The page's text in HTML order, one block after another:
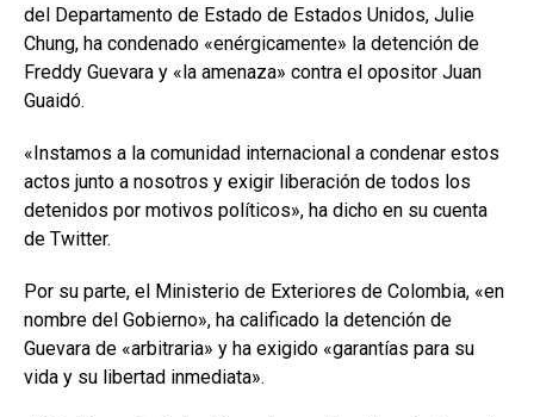
del Departamento de Estado de Estados Unidos, Julie
Chung, ha condenado «enérgicamente» la detención de
Freddy Guevara y «la amenaza» contra el opositor Juan
Guaidó.
«Instamos a la comunidad internacional a condenar estos
actos junto a nosotros y exigir liberación de todos los
detenidos por motivos políticos», ha dicho en su cuenta
de Twitter.
Por su parte, el Ministerio de Exteriores de Colombia, «en
nombre del Gobierno», ha calificado la detención de
Guevara de «arbitraria» y ha exigido «garantías para su
vida y su libertad inmediata».